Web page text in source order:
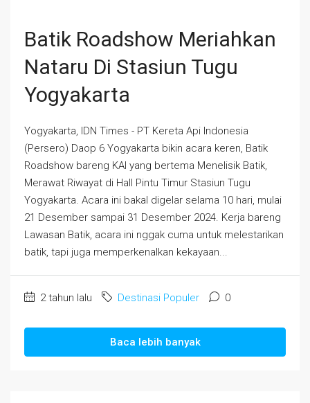
Batik Roadshow Meriahkan
Nataru Di Stasiun Tugu
Yogyakarta
Yogyakarta, IDN Times - PT Kereta Api Indonesia
(Persero) Daop 6 Yogyakarta bikin acara keren, Batik
Roadshow bareng KAI yang bertema Menelisik Batik,
Merawat Riwayat di Hall Pintu Timur Stasiun Tugu
Yogyakarta. Acara ini bakal digelar selama 10 hari, mulai
21 Desember sampai 31 Desember 2024. Kerja bareng
Lawasan Batik, acara ini nggak cuma untuk melestarikan
batik, tapi juga memperkenalkan kekayaan...
2 tahun lalu Destinasi Populer 0
Baca lebih banyak